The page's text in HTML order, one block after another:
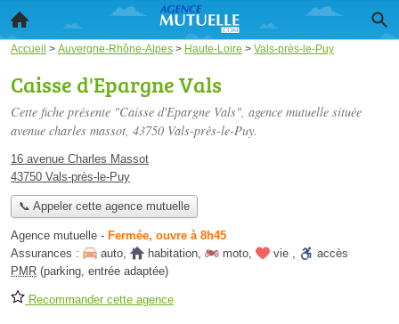
Accueil > Auvergne-Rhône-Alpes > Haute-Loire > Vals-près-le-Puy
Caisse d'Epargne Vals
Cette fiche présente "Caisse d'Epargne Vals", agence mutuelle située
avenue charles massot, 43750 Vals-près-le-Puy.
16 avenue Charles Massot
43750 Vals-près-le-Puy
📞 Appeler cette agence mutuelle
Agence mutuelle - Fermée, ouvre à 8h45
Assurances :
auto, habitation, moto, vie ,
accès
PMR (parking, entrée adaptée)
Recommander cette agence